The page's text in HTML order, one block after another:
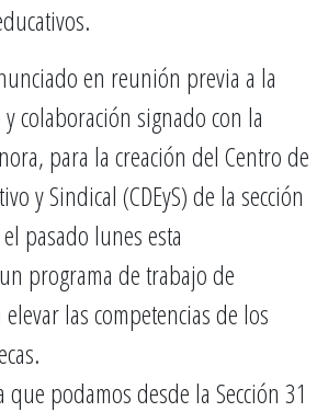
en reunión previa a la
colaboración signado con la
para la creación del Centro de
y Sindical (CDEyS) de la sección
pasado lunes esta
programa de trabajo de
las competencias de los
que podamos desde la Sección 31